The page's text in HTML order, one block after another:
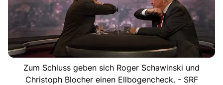
Zum Schluss geben sich Roger Schawinski und
Christoph Blocher einen Ellbogencheck. - SRF